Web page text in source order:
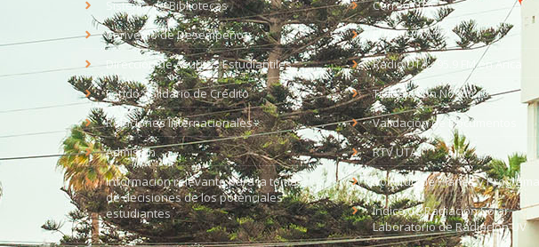
Sistema de Bibliotecas
Convenio de Desempeño
Dirección de Asuntos Estudiantiles
Fondo Solidario de Crédito
Relaciones Internacionales
Admisión
Información relevante para la toma
de decisiones de los potenciales
estudiantes
Correo UTA
EUDEV UTAmed
Radio UTA - 95.9 FM en Arica
Trabaja con Nosotros
Validación de Documentos
RTV UTA
Solicitud de Planes y Programas
Índice de Radiación Solar -
Laboratorio de Radiación UV